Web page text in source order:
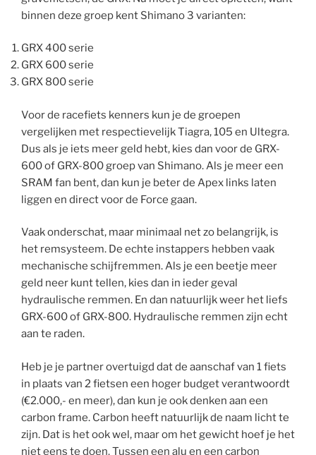
binnen deze groep kent Shimano 3 varianten:
GRX 400 serie
GRX 600 serie
GRX 800 serie
Voor de racefiets kenners kun je de groepen
vergelijken met respectievelijk Tiagra, 105 en Ultegra.
Dus als je iets meer geld hebt, kies dan voor de GRX-
600 of GRX-800 groep van Shimano. Als je meer een
SRAM fan bent, dan kun je beter de Apex links laten
liggen en direct voor de Force gaan.
Vaak onderschat, maar minimaal net zo belangrijk, is
het remsysteem. De echte instappers hebben vaak
mechanische schijfremmen. Als je een beetje meer
geld neer kunt tellen, kies dan in ieder geval
hydraulische remmen. En dan natuurlijk weer het liefs
GRX-600 of GRX-800. Hydraulische remmen zijn echt
aan te raden.
Heb je je partner overtuigd dat de aanschaf van 1 fiets
in plaats van 2 fietsen een hoger budget verantwoordt
(€2.000,- en meer), dan kun je ook denken aan een
carbon frame. Carbon heeft natuurlijk de naam licht te
zijn. Dat is het ook wel, maar om het gewicht hoef je het
niet eens te doen. Tussen een alu en een carbon